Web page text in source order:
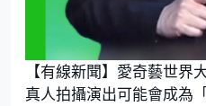
【有線新聞】愛奇藝世
真人拍攝演出可能會成為